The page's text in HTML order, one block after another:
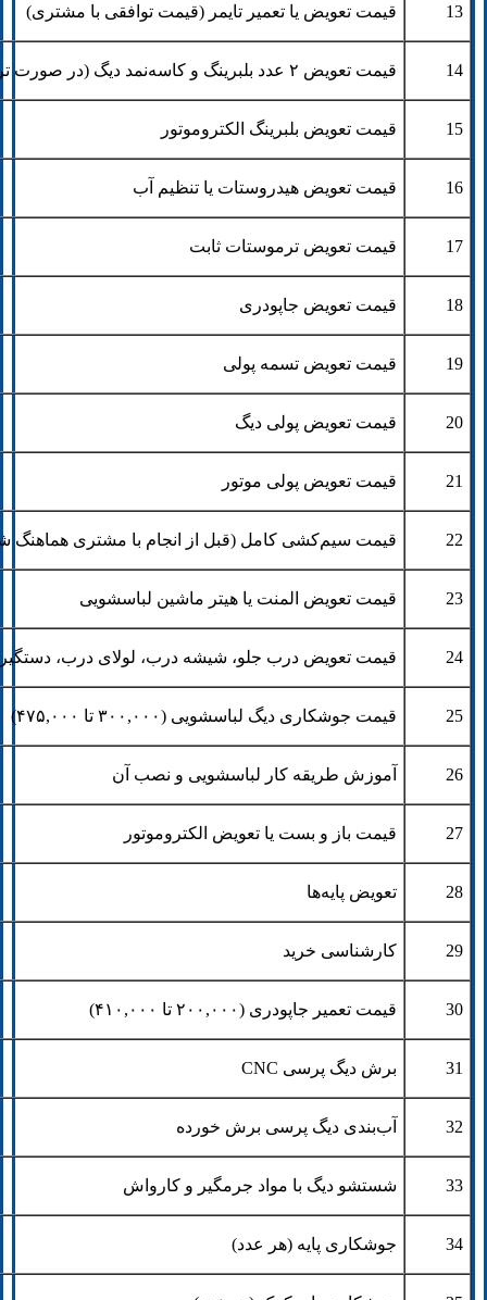
13 قیمت تعویض یا تعمیر تایمر (قیمت توافقی با مشتری)
14 قیمت تعویض ۲ عدد بلبرینگ و کاسه‌نمد دیگ (در صورت تراشکاری هزینه اضافه)
15 قیمت تعویض بلبرینگ الکتروموتور
16 قیمت تعویض هیدروستات یا تنظیم آب
17 قیمت تعویض ترموستات ثابت
18 قیمت تعویض جاپودری
19 قیمت تعویض تسمه پولی
20 قیمت تعویض پولی دیگ
21 قیمت تعویض پولی موتور
22 قیمت سیم‌کشی کامل (قبل از انجام با مشتری هماهنگ
23 قیمت تعویض المنت یا هیتر ماشین لباسشویی
24 قیمت تعویض درب جلو، شیشه درب، لولای درب،
25 قیمت جوشکاری دیگ لباسشویی (۳۰۰,۰۰۰ تا ۴۷۵,۰۰۰)
26 آموزش طریقه کار لباسشویی و نصب آن
27 قیمت باز و بست یا تعویض الکتروموتور
28 تعویض پایه‌ها
29 کارشناسی خرید
30 قیمت تعمیر جاپودری (۲۰۰,۰۰۰ تا ۴۱۰,۰۰۰)
31 برش دیگ پرسی CNC
32 آب‌بندی دیگ پرسی برش خورده
33 شستشو دیگ با مواد جرمگیر و کارواش
34 جوشکاری پایه (هر عدد)